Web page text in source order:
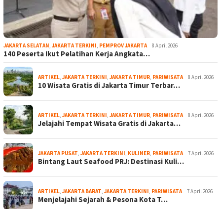
JAKARTA SELATAN, JAKARTA TERKINI, PEMPROV JAKARTA 8 April 2026
140 Peserta Ikut Pelatihan Kerja Angkata…
ARTIKEL, JAKARTA TERKINI, JAKARTA TIMUR, PARIWISATA 8 April 2026
10 Wisata Gratis di Jakarta Timur Terbar…
ARTIKEL, JAKARTA TERKINI, JAKARTA TIMUR, PARIWISATA 8 April 2026
Jelajahi Tempat Wisata Gratis di Jakarta…
JAKARTA PUSAT, JAKARTA TERKINI, KULINER, PARIWISATA 7 April 2026
Bintang Laut Seafood PRJ: Destinasi Kuli…
ARTIKEL, JAKARTA BARAT, JAKARTA TERKINI, PARIWISATA 7 April 2026
Menjelajahi Sejarah & Pesona Kota T…